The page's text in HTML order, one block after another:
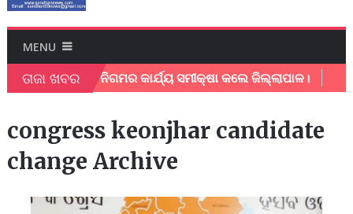
MENU
ତାଜା ଖବର
ମହାନଗର ନିଗମର କାର୍ଯ୍ୟ ସମୀକ୍ଷା କଲେ ଜିଲ୍ଲାପାଳ।
congress keonjhar candidate
change Archive